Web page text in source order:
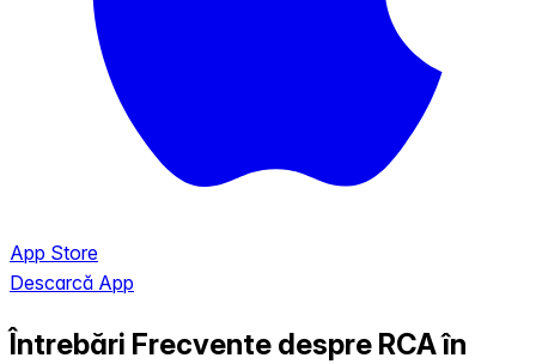
App Store
Descarcă App
Întrebări Frecvente despre RCA în